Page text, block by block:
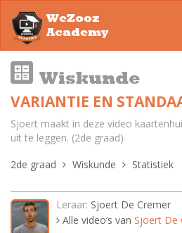
WeZooz
Academy
Wiskunde
VARIANTIE EN
Sjoert maakt in deze video
uit te leggen. (2de graad)
2de graad
Wiskunde Statistiek
Leraar: Sjoert De Cremer
Alle video’s van Sjoert De